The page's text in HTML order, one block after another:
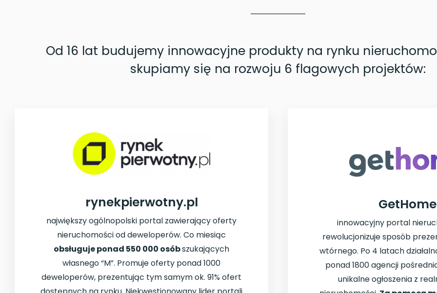
Od 16 lat budujemy innowacyjne produkty na rynku
skupiamy się na rozwoju 6 flagowych projektów:
rynekpierwotny.pl
największy ogólnopolski portal zawierający oferty
nieruchomości od deweloperów. Co miesiąc
obsługuje ponad 550 000 osóbszukających
własnego “M”. Promuje oferty ponad 1000
deweloperów, prezentując tym samym ok. 91% ofert
innowacyjny portal
rewolucjonizuje sposób
wtórnego. Po 4 latach
ponad 1800 agencji
unikalne ogłoszenia z